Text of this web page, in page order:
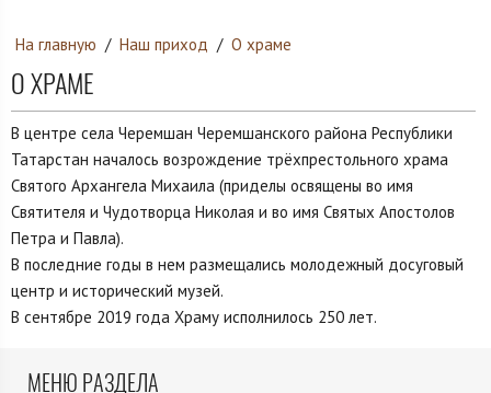
На главную / Наш приход / О храме
О ХРАМЕ
В центре села Черемшан Черемшанского района Республики
Татарстан началось возрождение трёхпрестольного храма
Святого Архангела Михаила (приделы освящены во имя
Святителя и Чудотворца Николая и во имя Святых Апостолов
Петра и Павла).
В последние годы в нем размещались молодежный досуговый
центр и исторический музей.
В сентябре 2019 года Храму исполнилось 250 лет.
МЕНЮ РАЗДЕЛА